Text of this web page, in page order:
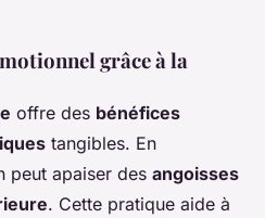
grâce à la
offre des bénéfices
tangibles. En
peut apaiser des angoisses
. Cette pratique aide à